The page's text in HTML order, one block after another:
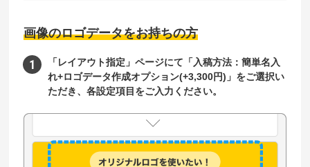
画像のロゴデータをお持ちの方
「レイアウト指定」ページにて「入稿方法：簡単名入
れ+ロゴデータ作成オプション(+3,300円)」をご選択い
ただき、各設定項目をご入力ください。